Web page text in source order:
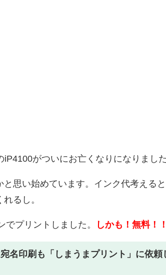
がついにお亡くなりになりまし
思い始めています。インク代考える
るし。
プリントしました。 しかも！無料！
名印刷も「しまうまプリント」に依頼